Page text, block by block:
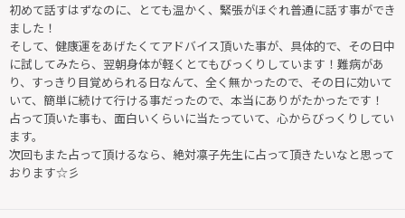
初めて話すはずなのに、とても温かく、緊張がほぐれ普通に話す事ができ
ました！
そして、健康運をあげたくてアドバイス頂いた事が、具体的で、その日中
に試してみたら、翌朝身体が軽くとてもびっくりしています！難病があ
り、すっきり目覚められる日なんて、全く無かったので、その日に効いて
いて、簡単に続けて行ける事だったので、本当にありがたかったです！
占って頂いた事も、面白いくらいに当たっていて、心からびっくりしてい
ます。
次回もまた占って頂けるなら、絶対凛子先生に占って頂きたいなと思って
おります☆彡